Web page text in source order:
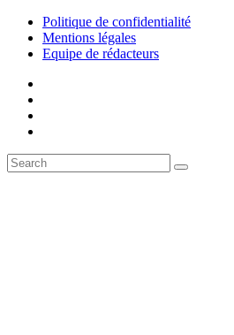
Politique de confidentialité
Mentions légales
Equipe de rédacteurs